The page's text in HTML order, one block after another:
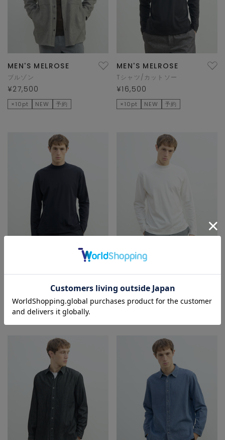
MEN'S MELROSE
ブルゾン
¥27,500
×10pt NEW 予約
MEN'S MELROSE
Tシャツ/カットソー
¥16,500
×10pt NEW 予約
×10pt NEW 予約
¥16,500
×10pt